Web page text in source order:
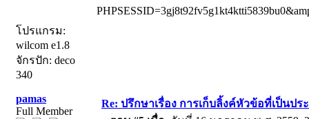
โปรแกรม:
wilcom e1.8
จักรปัก: deco
340
pamas
Full Member
Re: ปรึกษาเรื่อง การเก็บลิ้งค์หัวข้อที่เป็นป